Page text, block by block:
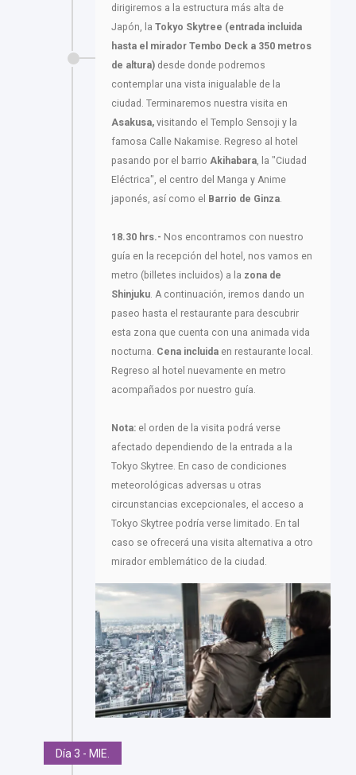
dirigiremos a la estructura más alta de
Japón, la Tokyo Skytree (entrada incluida
hasta el mirador Tembo Deck a 350 metros
de altura) desde donde podremos
contemplar una vista inigualable de la
ciudad. Terminaremos nuestra visita en
Asakusa, visitando el Templo Sensoji y la
famosa Calle Nakamise. Regreso al hotel
pasando por el barrio Akihabara, la "Ciudad
Eléctrica", el centro del Manga y Anime
japonés, así como el Barrio de Ginza.
18.30 hrs.- Nos encontramos con nuestro
guía en la recepción del hotel, nos vamos en
metro (billetes incluidos) a la zona de
Shinjuku. A continuación, iremos dando un
paseo hasta el restaurante para descubrir
esta zona que cuenta con una animada vida
nocturna. Cena incluida en restaurante local.
Regreso al hotel nuevamente en metro
acompañados por nuestro guía.
Nota: el orden de la visita podrá verse
afectado dependiendo de la entrada a la
Tokyo Skytree. En caso de condiciones
meteorológicas adversas u otras
circunstancias excepcionales, el acceso a
Tokyo Skytree podría verse limitado. En tal
caso se ofrecerá una visita alternativa a otro
mirador emblemático de la ciudad.
Día 3 - MIE.